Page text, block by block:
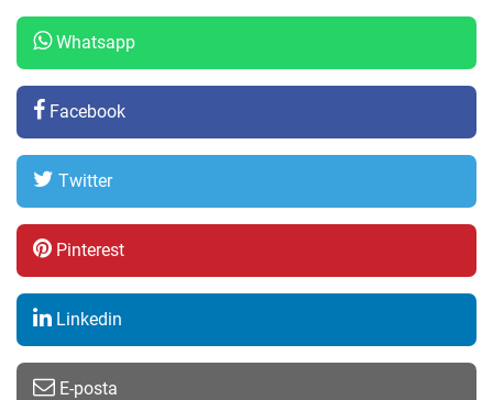
Whatsapp
Facebook
Twitter
Pinterest
Linkedin
E-posta